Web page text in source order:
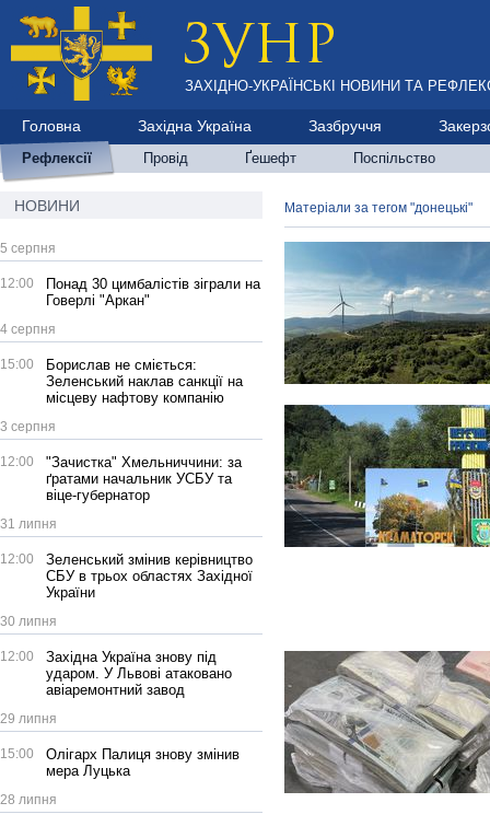
ЗАХІДНО-УКРАЇНСЬКІ НОВИНИ ТА
Головна Західна Україна Зазбруччя
Рефлексії Провід Ґешефт Поспільство
НОВИНИ
5 серпня
12:00
Понад 30 цимбалістів зіграли на
Говерлі "Аркан"
4 серпня
15:00
Борислав не сміється:
Зеленський наклав санкції на
місцеву нафтову компанію
3 серпня
12:00
"Зачистка" Хмельниччини: за
ґратами начальник УСБУ та
віце-губернатор
31 липня
12:00
Зеленський змінив керівництво
СБУ в трьох областях Західної
України
30 липня
12:00
Західна Україна знову під
ударом. У Львові атаковано
авіаремонтний завод
29 липня
15:00
Олігарх Палиця знову змінив
мера Луцька
28 липня
Матеріали за тегом "донецькі"